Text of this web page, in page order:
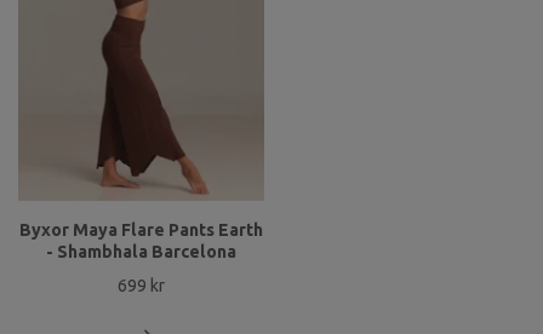
Byxor Maya Flare Pants Earth
- Shambhala Barcelona
699 kr